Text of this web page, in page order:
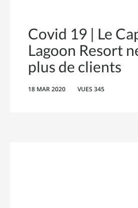
Covid 19 | Le
Lagoon Resort
plus de clients
18 MAR 2020 VUES 345